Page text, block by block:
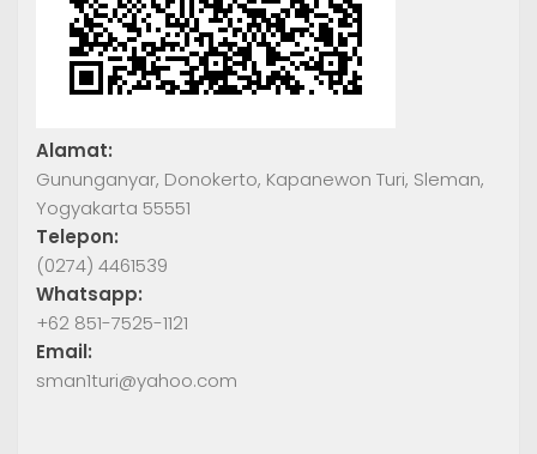
Alamat:
Gununganyar, Donokerto, Kapanewon Turi, Sleman,
Yogyakarta 55551
Telepon:
(0274) 4461539
Whatsapp:
+62 851-7525-1121
Email:
sman1turi@yahoo.com